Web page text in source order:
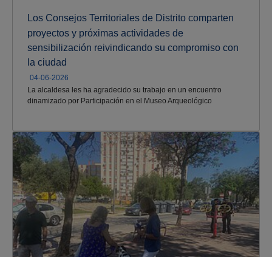
Los Consejos Territoriales de Distrito comparten
proyectos y próximas actividades de
sensibilización reivindicando su compromiso con
la ciudad
04-06-2026
La alcaldesa les ha agradecido su trabajo en un encuentro
dinamizado por Participación en el Museo Arqueológico